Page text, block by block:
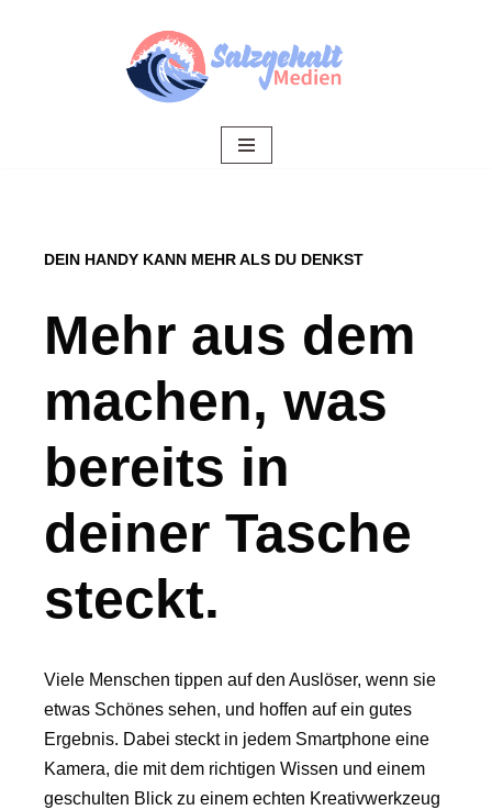
DEIN HANDY KANN MEHR ALS DU DENKST
Mehr aus dem
machen, was
bereits in
deiner Tasche
steckt.
Viele Menschen tippen auf den Auslöser, wenn sie
etwas Schönes sehen, und hoffen auf ein gutes
Ergebnis. Dabei steckt in jedem Smartphone eine
Kamera, die mit dem richtigen Wissen und einem
geschulten Blick zu einem echten Kreativwerkzeug